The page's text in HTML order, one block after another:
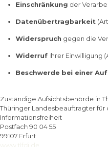
Einschränkung der
Datenübertragbarkeit
Widerspruch gegen die
Widerruf Ihrer Einwilligung
Beschwerde bei einer
Zuständige Aufsichtsbehörde in
Thüringer Landesbeauftragter
Informationsfreiheit
Postfach 90 04 55
99107 Erfurt
www.tlfdi.de